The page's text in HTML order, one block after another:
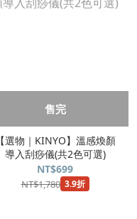
售完
【選物｜KINYO】溫感煥顏
導入刮痧儀(共2色可選)
NT$699
NT$1,780 3.9折